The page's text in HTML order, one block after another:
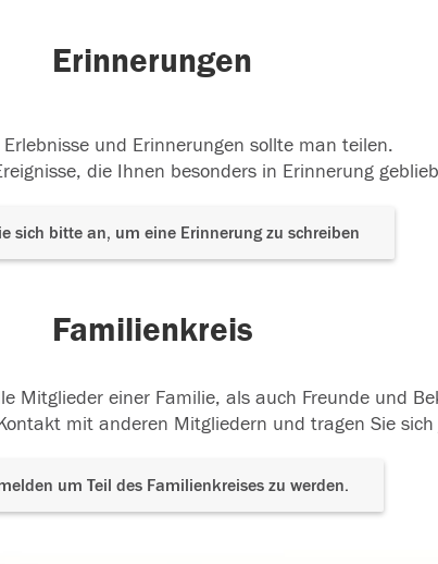
Erinnerungen
Erlebnisse und Erinnerungen sollte man teilen.
die Ihnen besonders in Erinnerung
sich bitte an, um eine Erinnerung zu schreiben
Familienkreis
Mitglieder einer Familie, als auch Freunde und
mit anderen Mitgliedern und tragen Sie
um Teil des Familienkreises zu werden.